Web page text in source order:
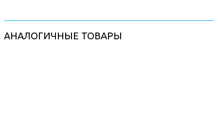
АНАЛОГИЧНЫЕ ТОВАРЫ